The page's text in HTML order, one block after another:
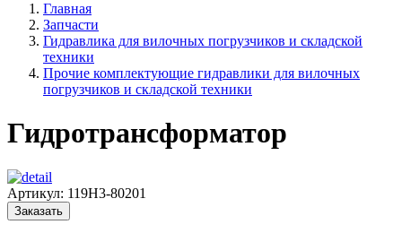
Главная
Запчасти
Гидравлика для вилочных погрузчиков и складской
техники
Прочие комплектующие гидравлики для вилочных
погрузчиков и складской техники
Гидротрансформатор
Артикул: 119H3-80201
Заказать